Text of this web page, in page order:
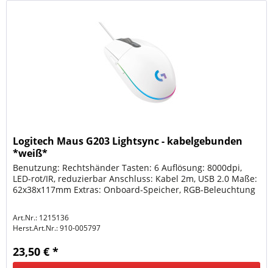
Logitech Maus G203 Lightsync - kabelgebunden
*weiß*
Benutzung: Rechtshänder Tasten: 6 Auflösung: 8000dpi,
LED-rot/IR, reduzierbar Anschluss: Kabel 2m, USB 2.0 Maße:
62x38x117mm Extras: Onboard-Speicher, RGB-Beleuchtung
Art.Nr.: 1215136
Herst.Art.Nr.:910-005797
23,50 € *